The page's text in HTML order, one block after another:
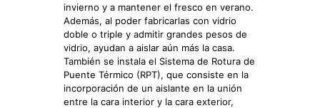
invierno y a mantener el fresco en verano.
Además, al poder fabricarlas con vidrio
doble o triple y admitir grandes pesos de
vidrio, ayudan a aislar aún más la casa.
También se instala el Sistema de Rotura de
Puente Térmico (RPT), que consiste en la
incorporación de un aislante en la unión
entre la cara interior y la cara exterior,